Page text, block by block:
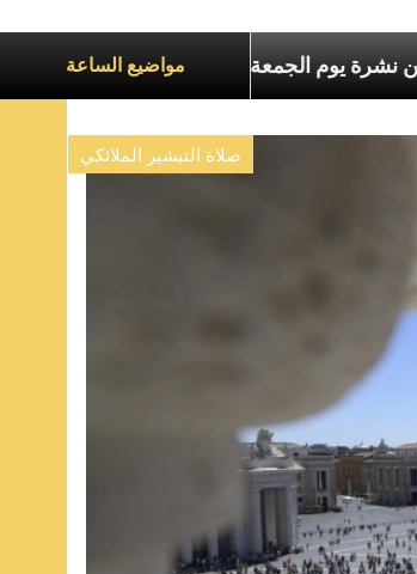
مواضيع الساعة
عناوين نشرة يوم الجمعة 7 آب 2026: السلام يُبنى بصبر يومًا بعد يوم
صلاة التبشير الملائكي